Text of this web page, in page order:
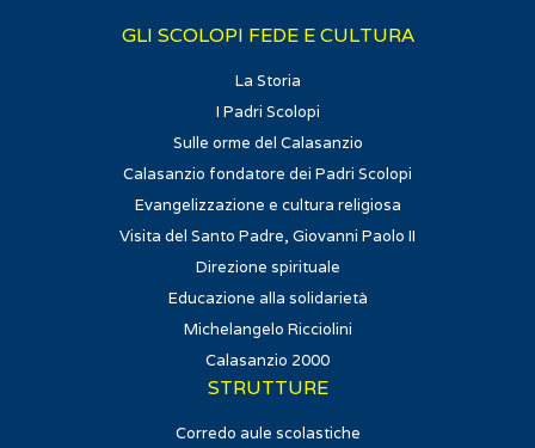
GLI SCOLOPI FEDE E CULTURA
La Storia
I Padri Scolopi
Sulle orme del Calasanzio
Calasanzio fondatore dei Padri Scolopi
Evangelizzazione e cultura religiosa
Visita del Santo Padre, Giovanni Paolo II
Direzione spirituale
Educazione alla solidarietà
Michelangelo Ricciolini
Calasanzio 2000
STRUTTURE
Corredo aule scolastiche